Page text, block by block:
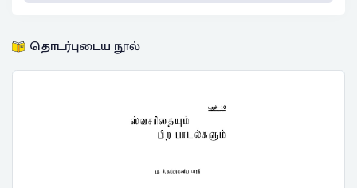
தொடர்புடைய நூல்